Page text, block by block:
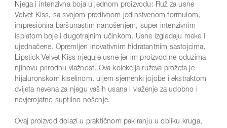
Njega i intenzivna boja u jednom proizvodu: Ruž za usne
Velvet Kiss, sa svojom predivnom jedinstvenom formulom,
impresionira baršunastim nanošenjem, super intenzivnim
isplatom boje i dugotrajnim učinkom. Usne izgledaju meke i
ujednačene. Opremljen inovativnim hidratantnim sastojcima,
Lipstick Velvet Kiss njeguje usne jer im proizvod ne oduzima
njihovu prirodnu vlažnost. Ova kolekcija ruževa prožeta je
hijaluronskom kiselinom, uljem sjemenki jojobe i ekstraktom
cvijeta nevena za njegu vaših usana i vlaženje za udobno i
nevjerojatno suptilno nošenje.
Ovaj proizvod dolazi u praktičnom pakiranju u obliku kruga,